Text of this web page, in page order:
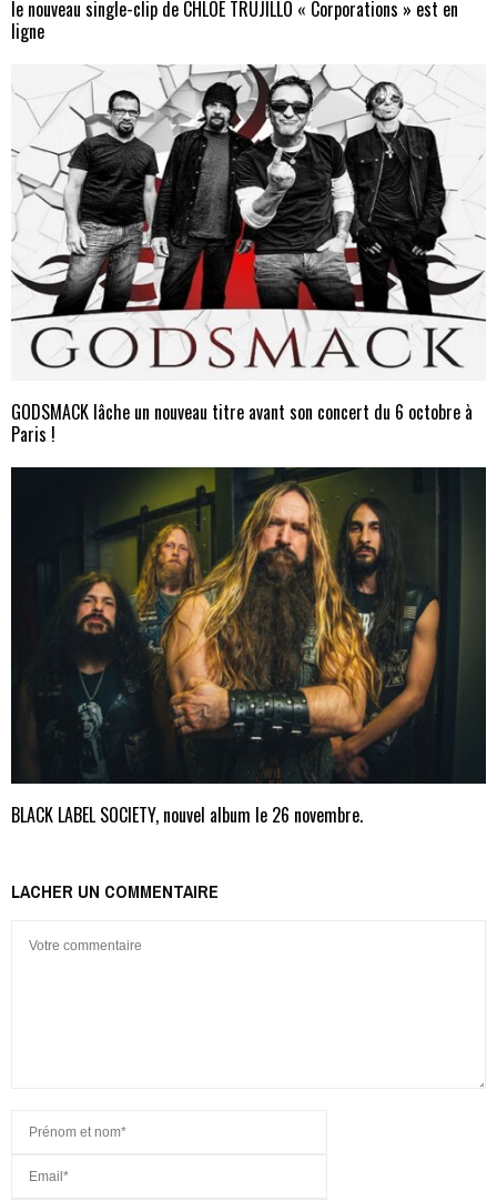
le nouveau single-clip de CHLOE TRUJILLO « Corporations » est en
ligne
GODSMACK lâche un nouveau titre avant son concert du 6 octobre à
Paris !
BLACK LABEL SOCIETY, nouvel album le 26 novembre.
LACHER UN COMMENTAIRE